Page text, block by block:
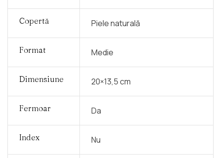
Copertă Piele naturală
Format Medie
Dimensiune 20×13,5 cm
Fermoar Da
Index Nu